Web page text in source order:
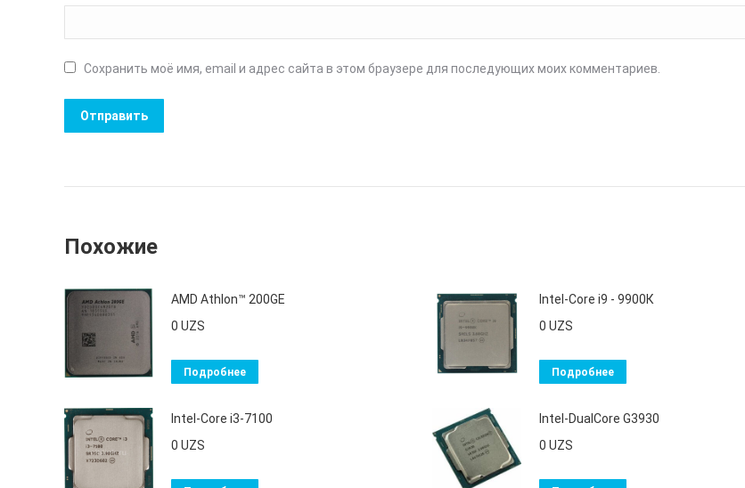
Сохранить моё имя, email и адрес сайта в этом браузере для последующих моих комментариев.
Похожие
AMD Athlon™ 200GE
0 UZS
Подробнее
Intel-Core i9 - 9900К
0 UZS
Подробнее
Intel-Core i3-7100
0 UZS
Intel-DualCore G3930
0 UZS